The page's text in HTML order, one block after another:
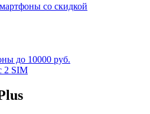
со скидкой
до 10000 руб.
2 SIM